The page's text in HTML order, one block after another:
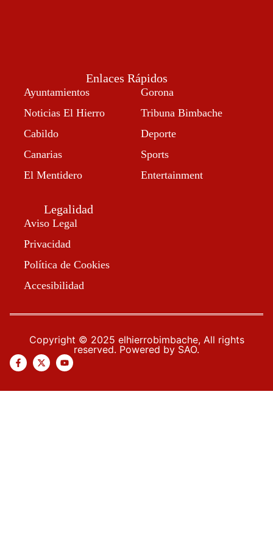
Enlaces Rápidos
Ayuntamientos
Noticias El Hierro
Cabildo
Canarias
El Mentidero
Gorona
Tribuna Bimbache
Deporte
Sports
Entertainment
Legalidad
Aviso Legal
Privacidad
Política de Cookies
Accesibilidad
Copyright © 2025 elhierrobimbache, All rights
reserved. Powered by SAO.